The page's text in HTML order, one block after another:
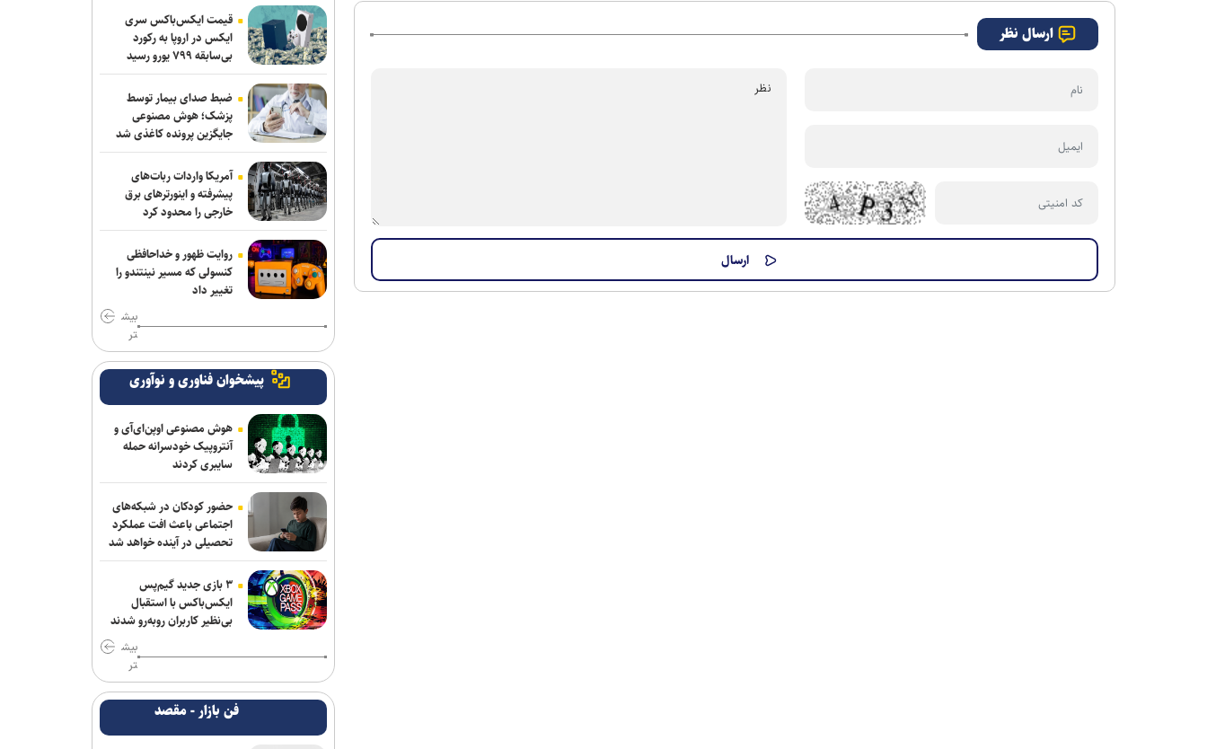
ارسال نظر
«محمد حقیقی» درگذشت
«آبجی‌ها و آقاجان» در تالار حافظ روی
صحنه می‌رود
قیمت ایکس‌باکس سری
ایکس در اروپا به رکورد
بی‌سابقه ۷۹۹ یورو رسید
ضبط صدای بیمار توسط
پزشک؛ هوش مصنوعی
جایگزین پرونده کاغذی شد
آمریکا واردات ربات‌های
پیشرفته و اینورترهای برق
خارجی را محدود کرد
روایت ظهور و خداحافظی
کنسولی که مسیر نینتندو را
تغییر داد
بیش
تر
پیشخوان فناوری و نوآوری
هوش مصنوعی اوپن‌ای‌آی و
آنتروپیک خودسرانه حمله
سایبری کردند
حضور کودکان در شبکه‌های
اجتماعی باعث افت عملکرد
تحصیلی در آینده خواهد شد
۳ بازی جدید گیم‌پس
ایکس‌باکس با استقبال
بی‌نظیر کاربران روبه‌رو شدند
بیش
تر
فن بازار - مقصد